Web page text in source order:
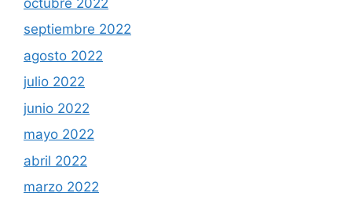
septiembre 2022
agosto 2022
julio 2022
junio 2022
mayo 2022
abril 2022
marzo 2022